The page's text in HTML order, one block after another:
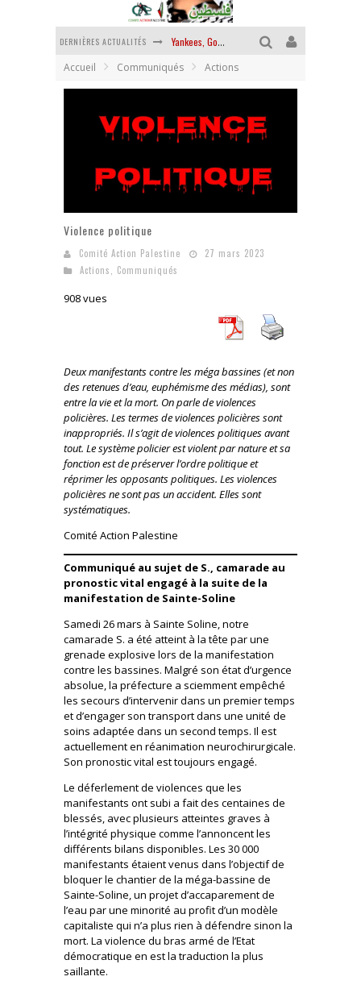
DERNIÈRES ACTUALITÉS Yankees, Go home !
Chantage terroriste
Des accords de paix sans le peuple et contre le peuple
La guerre sioniste, la guerre démographique
Accueil Communiqués Actions
Violence politique
Comité Action Palestine
27 mars 2023
Actions
Communiqués
908 vues
Deux manifestants contre les méga bassines (et non
des retenues d’eau, euphémisme des médias), sont
entre la vie et la mort. On parle de violences
policières. Les termes de violences policières sont
inappropriés. Il s’agit de violences politiques avant
tout. Le système policier est violent par nature et sa
fonction est de préserver l’ordre politique et
réprimer les opposants politiques. Les violences
policières ne sont pas un accident. Elles sont
systématiques.
Comité Action Palestine
Communiqué au sujet de S., camarade au
pronostic vital engagé à la suite de la
manifestation de Sainte-Soline
Samedi 26 mars à Sainte Soline, notre
camarade S. a été atteint à la tête par une
grenade explosive lors de la manifestation
contre les bassines. Malgré son état d’urgence
absolue, la préfecture a sciemment empêché
les secours d’intervenir dans un premier temps
et d’engager son transport dans une unité de
soins adaptée dans un second temps. Il est
actuellement en réanimation neurochirurgicale.
Son pronostic vital est toujours engagé.
Le déferlement de violences que les
manifestants ont subi a fait des centaines de
blessés, avec plusieurs atteintes graves à
l’intégrité physique comme l’annoncent les
différents bilans disponibles. Les 30 000
manifestants étaient venus dans l’objectif de
bloquer le chantier de la méga-bassine de
Sainte-Soline, un projet d’accaparement de
l’eau par une minorité au profit d’un modèle
capitaliste qui n’a plus rien à défendre sinon la
mort. La violence du bras armé de l’Etat
démocratique en est la traduction la plus
saillante.